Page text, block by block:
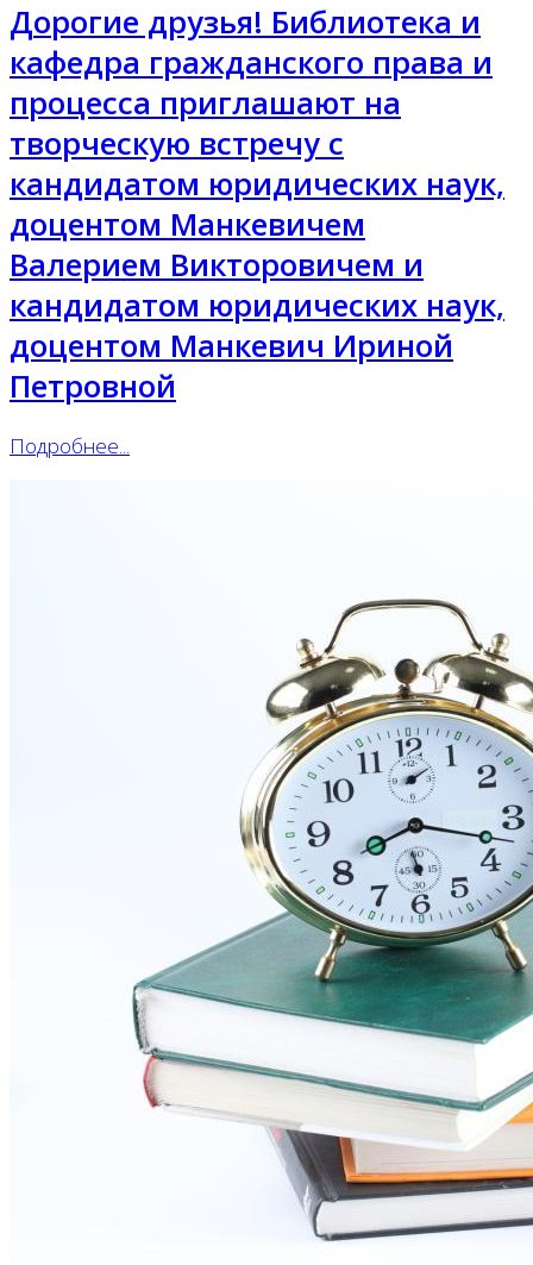
Дорогие друзья! Библиотека и
кафедра гражданского права и
процесса приглашают на
творческую встречу с
кандидатом юридических наук,
доцентом Манкевичем
Валерием Викторовичем и
кандидатом юридических наук,
доцентом Манкевич Ириной
Петровной
Подробнее...